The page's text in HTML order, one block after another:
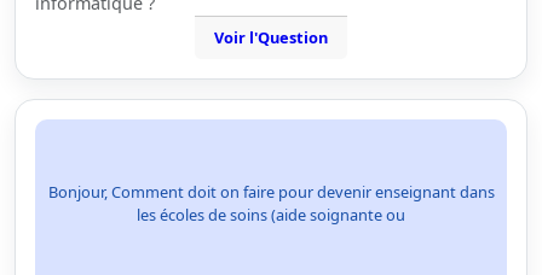
Voir l'Question
Bonjour, Comment doit on faire pour devenir enseignant dans
les écoles de soins (aide soignante ou